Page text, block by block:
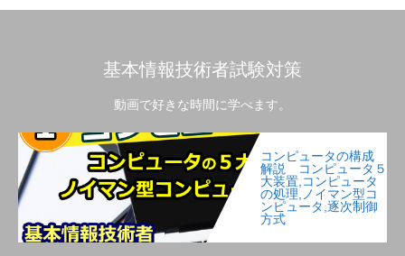
基本情報技術者試験対策
動画で好きな時間に学べます。
コンピュータの構成
解説 コンピュータ５
大装置,コンピュータ
の処理,ノイマン型コ
ンピュータ,逐次制御
方式